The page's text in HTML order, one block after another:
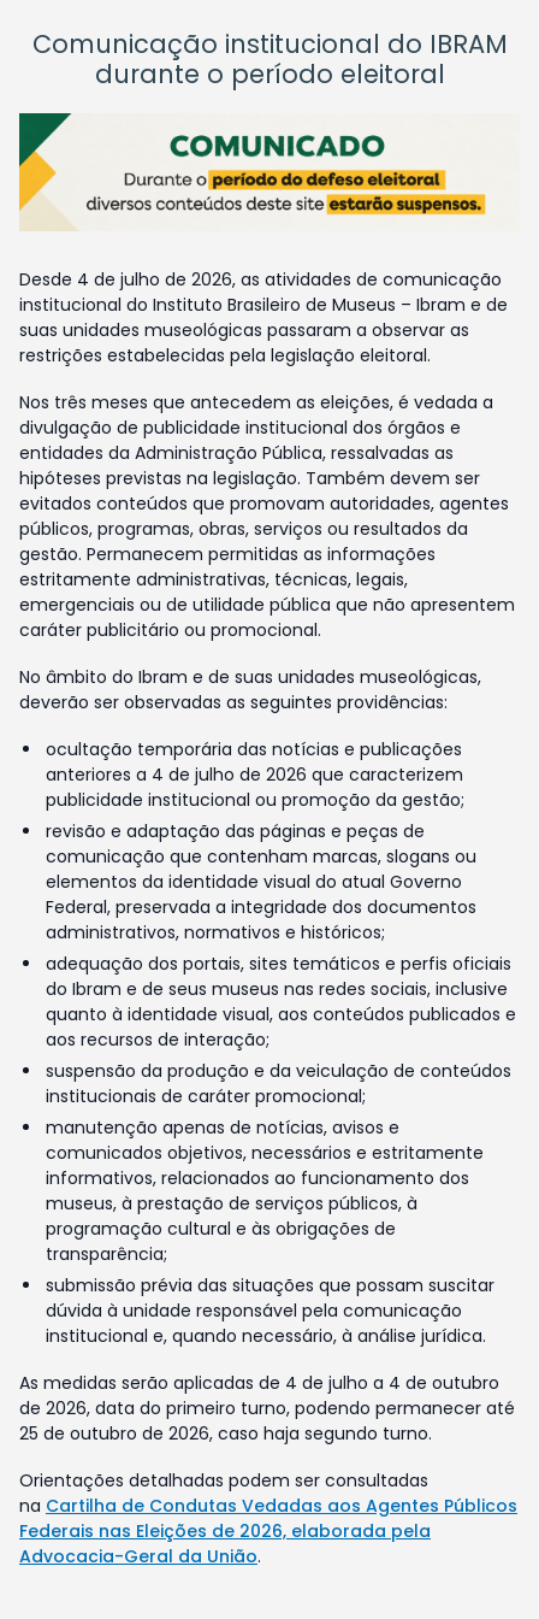
Comunicação institucional do IBRAM
durante o período eleitoral
Desde 4 de julho de 2026, as atividades de comunicação
institucional do Instituto Brasileiro de Museus – Ibram e de
suas unidades museológicas passaram a observar as
restrições estabelecidas pela legislação eleitoral.
Nos três meses que antecedem as eleições, é vedada a
divulgação de publicidade institucional dos órgãos e
entidades da Administração Pública, ressalvadas as
hipóteses previstas na legislação. Também devem ser
evitados conteúdos que promovam autoridades, agentes
públicos, programas, obras, serviços ou resultados da
gestão. Permanecem permitidas as informações
estritamente administrativas, técnicas, legais,
emergenciais ou de utilidade pública que não apresentem
caráter publicitário ou promocional.
No âmbito do Ibram e de suas unidades museológicas,
deverão ser observadas as seguintes providências:
ocultação temporária das notícias e publicações
anteriores a 4 de julho de 2026 que caracterizem
publicidade institucional ou promoção da gestão;
revisão e adaptação das páginas e peças de
comunicação que contenham marcas, slogans ou
elementos da identidade visual do atual Governo
Federal, preservada a integridade dos documentos
administrativos, normativos e históricos;
adequação dos portais, sites temáticos e perfis oficiais
do Ibram e de seus museus nas redes sociais, inclusive
quanto à identidade visual, aos conteúdos publicados e
aos recursos de interação;
suspensão da produção e da veiculação de conteúdos
institucionais de caráter promocional;
manutenção apenas de notícias, avisos e
comunicados objetivos, necessários e estritamente
informativos, relacionados ao funcionamento dos
museus, à prestação de serviços públicos, à
programação cultural e às obrigações de
transparência;
submissão prévia das situações que possam suscitar
dúvida à unidade responsável pela comunicação
institucional e, quando necessário, à análise jurídica.
As medidas serão aplicadas de 4 de julho a 4 de outubro
de 2026, data do primeiro turno, podendo permanecer até
25 de outubro de 2026, caso haja segundo turno.
Orientações detalhadas podem ser consultadas
na Cartilha de Condutas Vedadas aos Agentes Públicos
Federais nas Eleições de 2026, elaborada pela
Advocacia-Geral da União.